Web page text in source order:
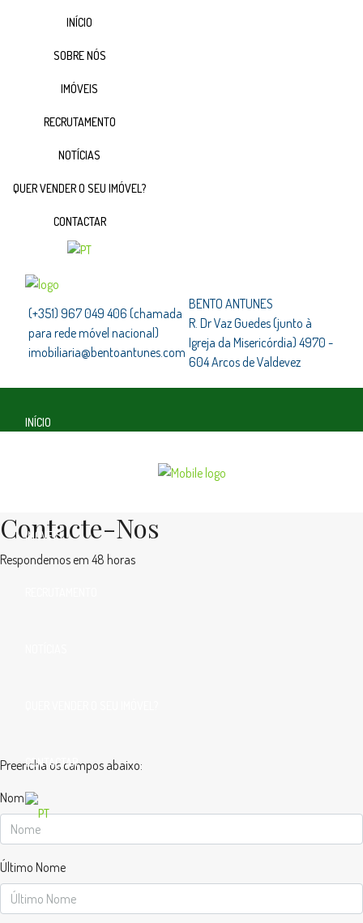
INÍCIO
SOBRE NÓS
IMÓVEIS
RECRUTAMENTO
NOTÍCIAS
QUER VENDER O SEU IMÓVEL?
CONTACTAR
(+351) 967 049 406 (chamada
para rede móvel nacional)
imobiliaria@bentoantunes.com
BENTO ANTUNES
R. Dr Vaz Guedes (junto à
Igreja da Misericórdia) 4970 -
604 Arcos de Valdevez
INÍCIO
IMÓVEIS
CONTACTAR
Contacte-Nos
Respondemos em 48 horas
Preencha os campos abaixo:
Nome
Último Nome